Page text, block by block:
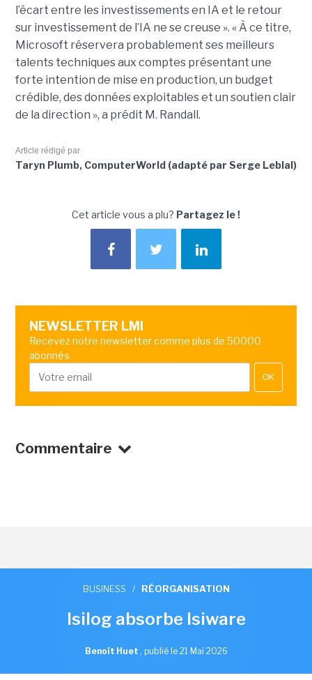
l’écart entre les investissements en IA et le retour
sur investissement de l’IA ne se creuse ». « À ce titre,
Microsoft réservera probablement ses meilleurs
talents techniques aux comptes présentant une
forte intention de mise en production, un budget
crédible, des données exploitables et un soutien clair
de la direction », a prédit M. Randall.
Article rédigé par
Taryn Plumb, ComputerWorld (adapté par Serge Leblal)
Cet article vous a plu? Partagez le !
NEWSLETTER LMI
Recevez notre newsletter comme plus de 50000
abonnés
OK
Commentaire
BUSINESS / RÉORGANISATION
Isilog absorbe Isiware
Benoît Huet , publié le 21 Mai 2026